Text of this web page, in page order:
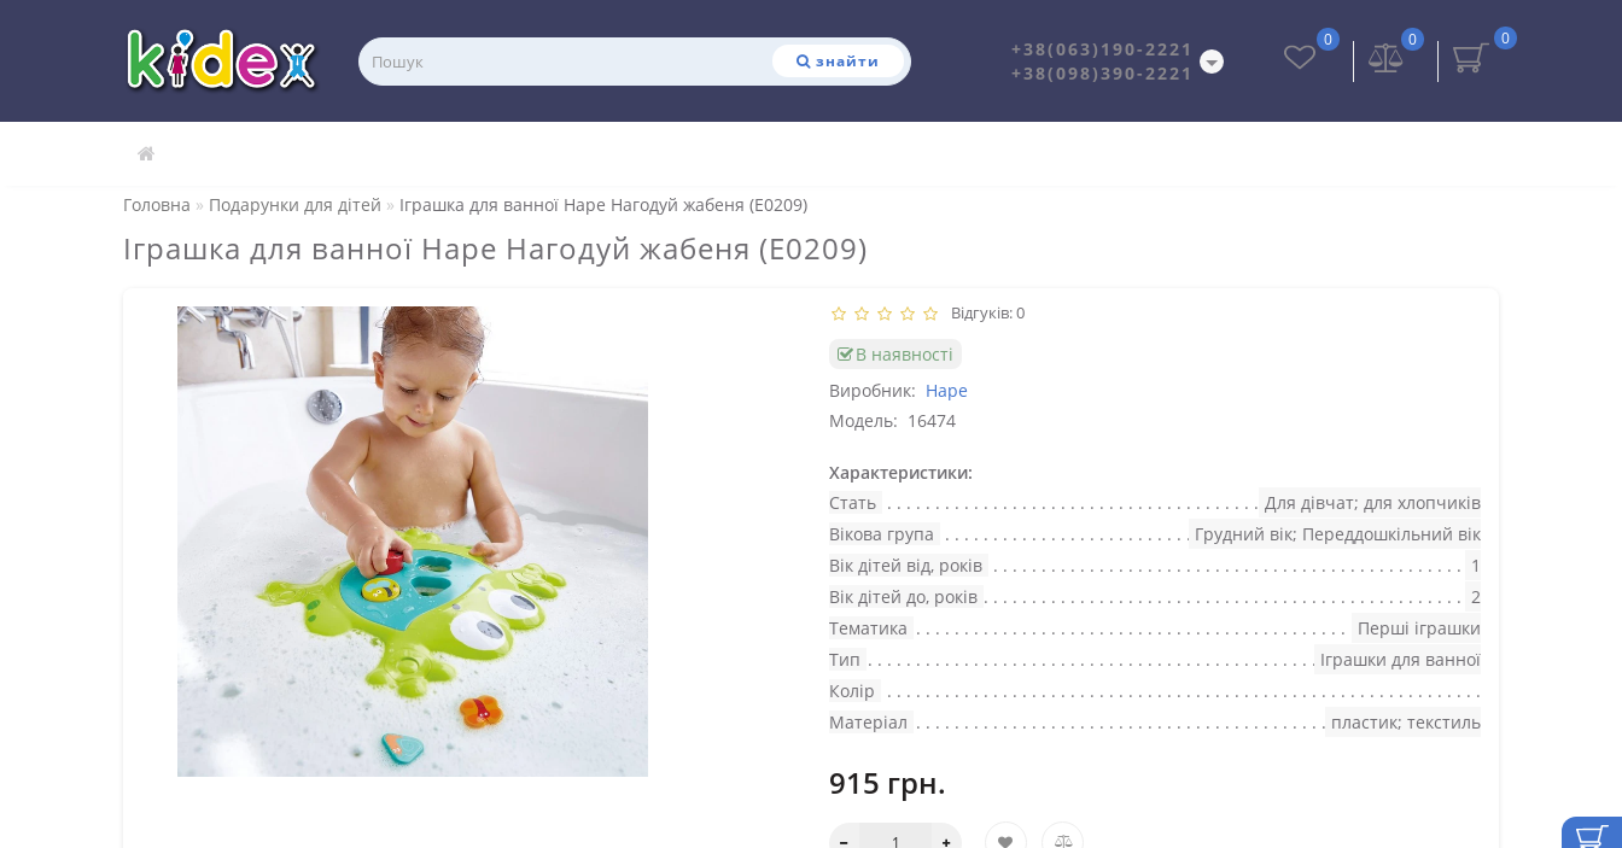
знайти
+38(063)190-2221
+38(098)390-2221
0
0
0
Головна Подарунки для дітей Іграшка для ванної Hape Нагодуй жабеня (E0209)
Іграшка для ванної Hape Нагодуй жабеня (E0209)
Відгуків: 0
В наявності
Виробник: Hape
Модель: 16474
Характеристики:
Стать
Для дівчат; для хлопчиків
Вікова група
Грудний вік; Переддошкільний вік
Вік дітей від, років
1
Вік дітей до, років
2
Тематика
Перші іграшки
Тип
Іграшки для ванної
Колір
Матеріал
пластик; текстиль
915 грн.